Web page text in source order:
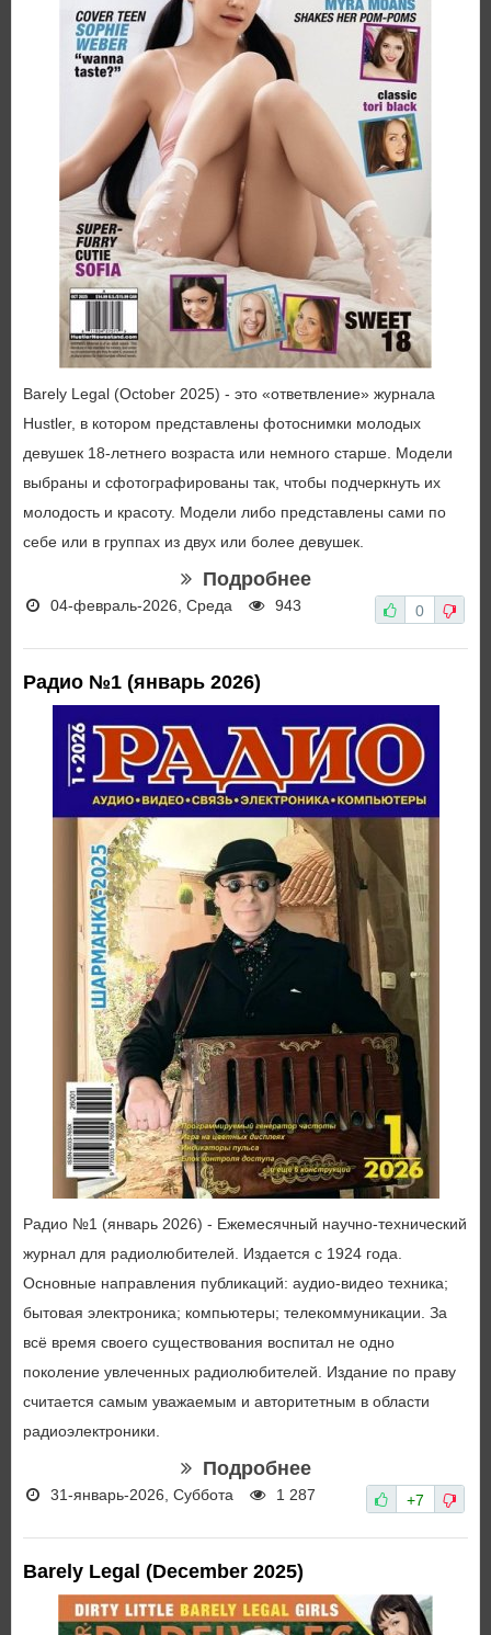
Barely Legal (October 2025) - это «ответвление» журнала
Hustler, в котором представлены фотоснимки молодых
девушек 18-летнего возраста или немного старше. Модели
выбраны и сфотографированы так, чтобы подчеркнуть их
молодость и красоту. Модели либо представлены сами по
себе или в группах из двух или более девушек.
Подробнее
04-февраль-2026, Среда 943 0
Радио №1 (январь 2026)
Радио №1 (январь 2026) - Ежемесячный научно-технический
журнал для радиолюбителей. Издается с 1924 года.
Основные направления публикаций: аудио-видео техника;
бытовая электроника; компьютеры; телекоммуникации. За
всё время своего существования воспитал не одно
поколение увлеченных радиолюбителей. Издание по праву
считается самым уважаемым и авторитетным в области
радиоэлектроники.
Подробнее
31-январь-2026, Суббота 1 287 +7
Barely Legal (December 2025)